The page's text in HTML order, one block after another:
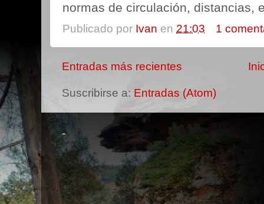
normas de circulación, distancias,
Publicado por Ivan en 21:03 1
Entradas más recientes
Suscribirse a: Entradas (Atom)
-